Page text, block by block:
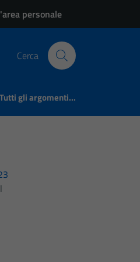
personale
Cerca
Tutti gli argomenti...